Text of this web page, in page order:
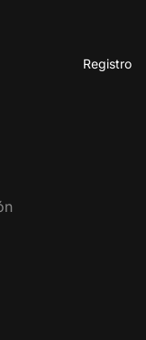
Registro